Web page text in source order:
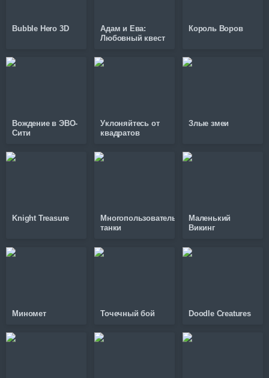
Bubble Hero 3D
Адам и Ева:
Любовный квест
Король Воров
Вождение в ЭВО-
Сити
Уклоняйтесь от
квадратов
Злые змеи
Knight Treasure
Многопользовательские
танки
Маленький
Викинг
Миномет Точечный бой Doodle Creatures